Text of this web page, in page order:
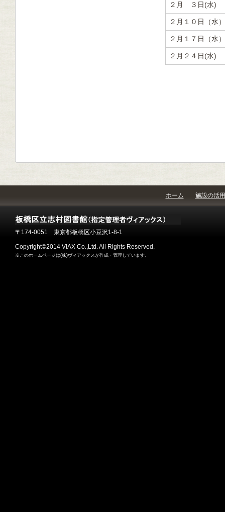
２月 ３日(水)
２月１０日（水）
２月１７日（水）
２月２４日(水)
ホーム 施設の活用
〒174-0051 東京都板橋区小豆沢1-8-1
Copyright©2014 VIAX Co.,Ltd. All Rights Reserved.
※このホームページは(株)ヴィアックスが作成・管理しています。